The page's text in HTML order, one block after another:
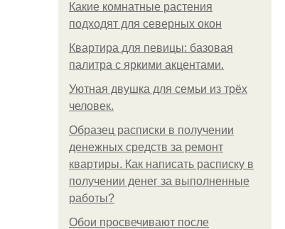
Какие комнатные растения
подходят для северных окон
Квартира для певицы: базовая
палитра с яркими акцентами.
Уютная двушка для семьи из трёх
человек.
Образец расписки в получении
денежных средств за ремонт
квартиры. Как написать расписку в
получении денег за выполненные
работы?
Обои просвечивают после